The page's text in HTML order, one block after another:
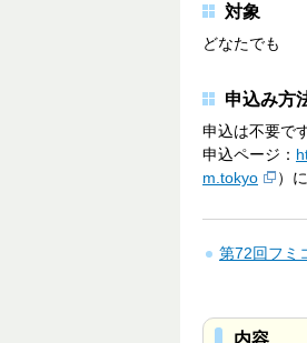
対象
どなたでも
申込み方
申込は不要で
申込ページ：
m.tokyo
）
第72回フミ
内容